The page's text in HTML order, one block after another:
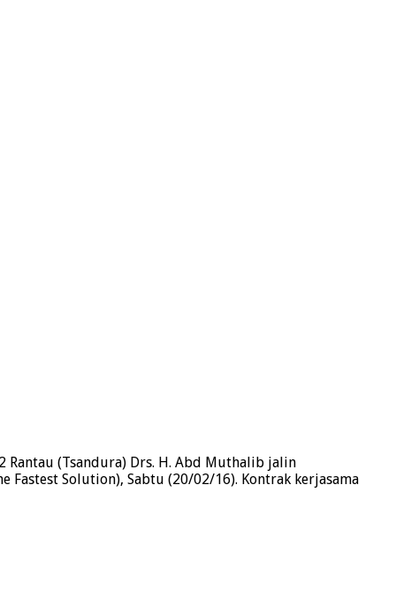
Rantau (Tsandura) Drs. H. Abd Muthalib jalin
Solution), Sabtu (20/02/16). Kontrak kerjasama